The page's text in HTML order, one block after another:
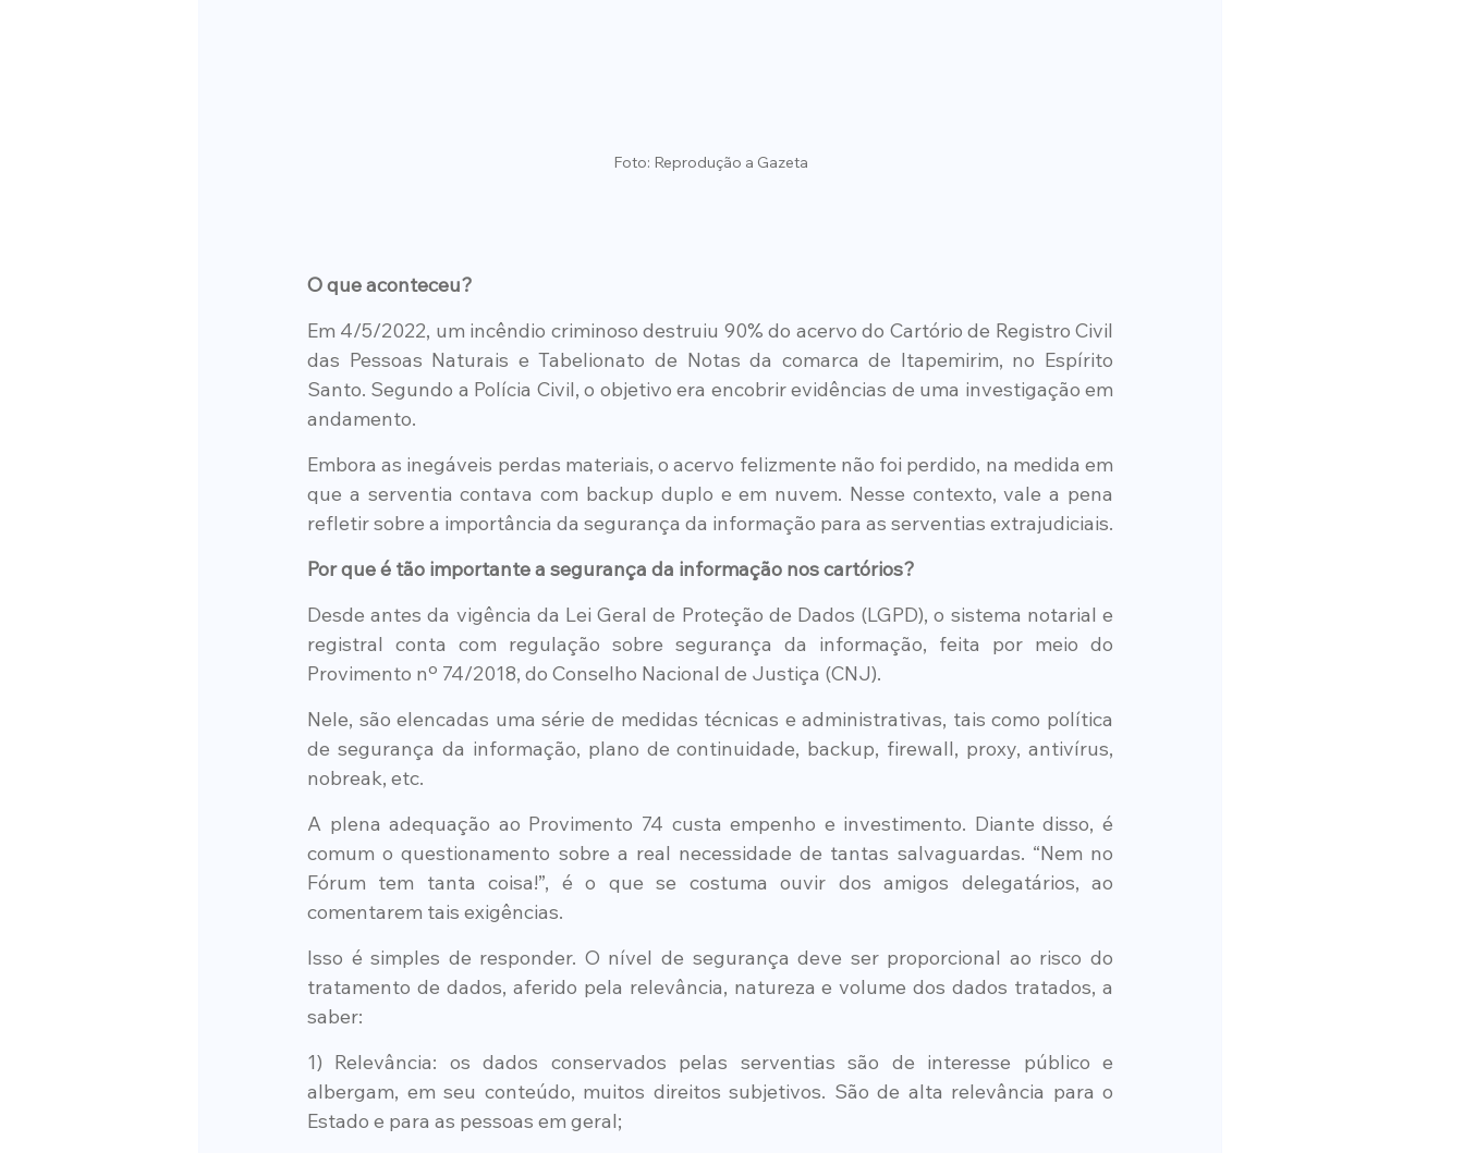
Foto: Reprodução a Gazeta
O que aconteceu?
Em 4/5/2022, um incêndio criminoso destruiu 90% do acervo do Cartório de Registro Civil
das Pessoas Naturais e Tabelionato de Notas da comarca de Itapemirim, no Espírito
Santo. Segundo a Polícia Civil, o objetivo era encobrir evidências de uma investigação em
andamento.
Embora as inegáveis perdas materiais, o acervo felizmente não foi perdido, na medida em
que a serventia contava com backup duplo e em nuvem. Nesse contexto, vale a pena
refletir sobre a importância da segurança da informação para as serventias extrajudiciais.
Por que é tão importante a segurança da informação nos cartórios?
Desde antes da vigência da Lei Geral de Proteção de Dados (LGPD), o sistema notarial e
registral conta com regulação sobre segurança da informação, feita por meio do
Provimento nº 74/2018, do Conselho Nacional de Justiça (CNJ).
Nele, são elencadas uma série de medidas técnicas e administrativas, tais como política
de segurança da informação, plano de continuidade, backup, firewall, proxy, antivírus,
nobreak, etc.
A plena adequação ao Provimento 74 custa empenho e investimento. Diante disso, é
comum o questionamento sobre a real necessidade de tantas salvaguardas. “Nem no
Fórum tem tanta coisa!”, é o que se costuma ouvir dos amigos delegatários, ao
comentarem tais exigências.
Isso é simples de responder. O nível de segurança deve ser proporcional ao risco do
tratamento de dados, aferido pela relevância, natureza e volume dos dados tratados, a
saber:
1) Relevância: os dados conservados pelas serventias são de interesse público e
albergam, em seu conteúdo, muitos direitos subjetivos. São de alta relevância para o
Estado e para as pessoas em geral;